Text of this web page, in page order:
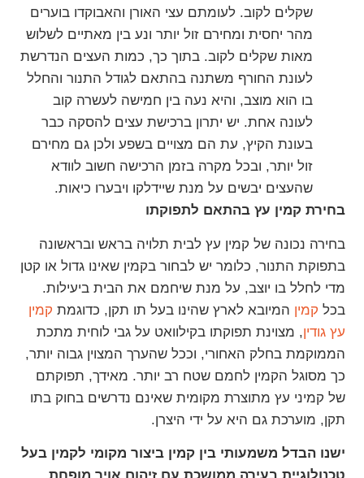
שקלים לקוב. לעומתם עצי האורן והאבוקדו בוערים
מהר יחסית ומחירם זול יותר ונע בין מאתיים לשלוש
מאות שקלים לקוב. בתוך כך, כמות העצים הנדרשת
לעונת החורף משתנה בהתאם לגודל התנור והחלל
בו הוא מוצב, והיא נעה בין חמישה לעשרה קוב
לעונה אחת. יש יתרון ברכישת עצים להסקה כבר
בעונת הקיץ, עת הם מצויים בשפע ולכן גם מחירם
זול יותר, ובכל מקרה בזמן הרכישה חשוב לוודא
שהעצים יבשים על מנת שיידלקו ויבערו כיאות.
בחירת קמין עץ בהתאם לתפוקתו
בחירה נכונה של קמין עץ לבית תלויה בראש ובראשונה
בתפוקת התנור, כלומר יש לבחור בקמין שאינו גדול או קטן
מדי לחלל בו יוצב, על מנת שיחמם את הבית ביעילות.
בכל קמין המיובא לארץ שהינו בעל תו תקן, כדוגמת קמין
עץ גודין, מצוינת תפוקתו בקילוואט על גבי לוחית מתכת
הממוקמת בחלק האחורי, וככל שהערך המצוין גבוה יותר,
כך מסוגל הקמין לחמם שטח רב יותר. מאידך, תפוקתם
של קמיני עץ מתוצרת מקומית שאינם נדרשים בחוק בתו
תקן, מוערכת גם היא על ידי היצרן.
ישנו הבדל משמעותי בין קמין ביצור מקומי לקמין בעל